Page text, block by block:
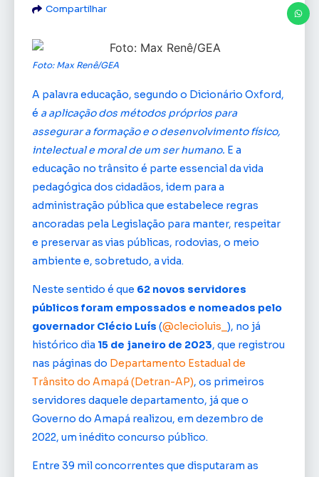
Compartilhar
Foto: Max Renê/GEA
A palavra educação, segundo o Dicionário Oxford,
é a aplicação dos métodos próprios para
assegurar a formação e o desenvolvimento físico,
intelectual e moral de um ser humano. E a
educação no trânsito é parte essencial da vida
pedagógica dos cidadãos, idem para a
administração pública que estabelece regras
ancoradas pela Legislação para manter, respeitar
e preservar as vias públicas, rodovias, o meio
ambiente e, sobretudo, a vida.
Neste sentido é que 62 novos servidores
públicos foram empossados e nomeados pelo
governador Clécio Luís (@clecioluis_ ), no já
histórico dia 15 de janeiro de 2023, que registrou
nas páginas do Departamento Estadual de
Trânsito do Amapá (Detran-AP), os primeiros
servidores daquele departamento, já que o
Governo do Amapá realizou, em dezembro de
2022, um inédito concurso público.
Entre 39 mil concorrentes que disputaram as